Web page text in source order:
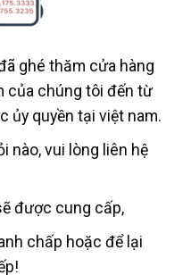
ghé thăm cửa hàng
của chúng tôi đến từ
ủy quyền tại việt nam.
nào, vui lòng liên hệ
được cung cấp,
chấp hoặc để lại